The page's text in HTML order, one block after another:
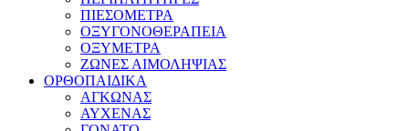
ΠΙΕΣΟΜΕΤΡΑ
ΟΞΥΓΟΝΟΘΕΡΑΠΕΙΑ
ΟΞΥΜΕΤΡΑ
ΖΩΝΕΣ ΑΙΜΟΛΗΨΙΑΣ
ΟΡΘΟΠΑΙΔΙΚΑ
ΑΓΚΩΝΑΣ
ΑΥΧΕΝΑΣ